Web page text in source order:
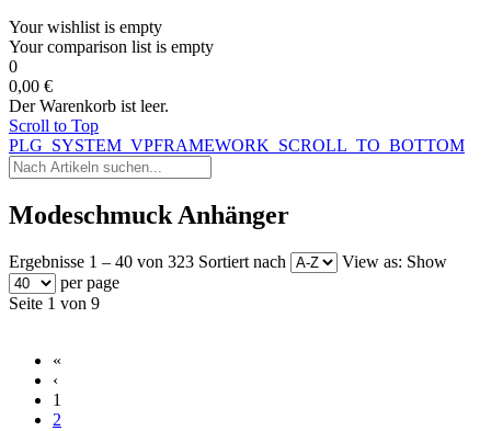
Your wishlist is empty
Your comparison list is empty
0
0,00 €
Der Warenkorb ist leer.
Scroll to Top
PLG_SYSTEM_VPFRAMEWORK_SCROLL_TO_BOTTOM
Modeschmuck Anhänger
Ergebnisse 1 – 40 von 323 Sortiert nach View as: Show
per page
Seite 1 von 9
«
‹
1
2